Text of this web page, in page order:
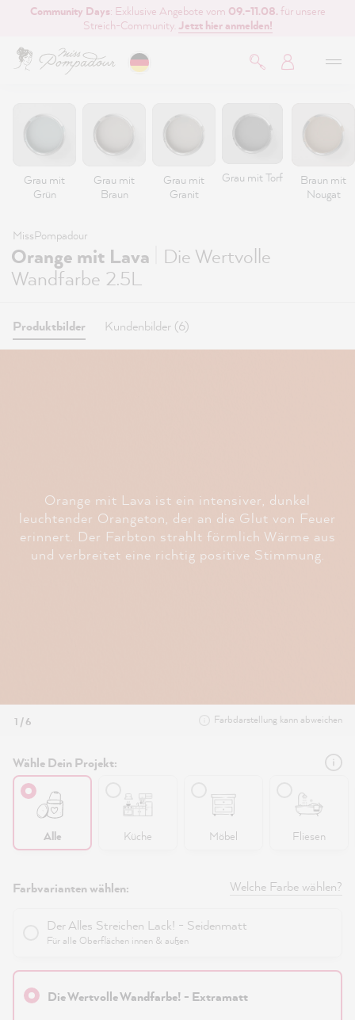
springen
Community Days: Exklusive Angebote vom 09.–11.08. für unsere
Streich-Community. Jetzt hier anmelden!
Grau mit
Grün
Grau mit
Braun
Grau mit
Granit
Grau mit Torf
Braun mit
Nougat
MissPompadour
Orange mit Lava
Die Wertvolle
Wandfarbe 2.5L
Produktbilder Kundenbilder (6)
Orange mit Lava ist ein intensiver, dunkel
leuchtender Orangeton, der an die Glut von Feuer
erinnert. Der Farbton strahlt förmlich Wärme aus
und verbreitet eine richtig positive Stimmung.
1 / 6 Farbdarstellung kann abweichen
Wähle Dein Projekt:
Alle Küche Möbel Fliesen
Farbvarianten wählen: Welche Farbe wählen?
Der Alles Streichen Lack! - Seidenmatt
Für alle Oberflächen innen & außen
Die Wertvolle Wandfarbe! - Extramatt